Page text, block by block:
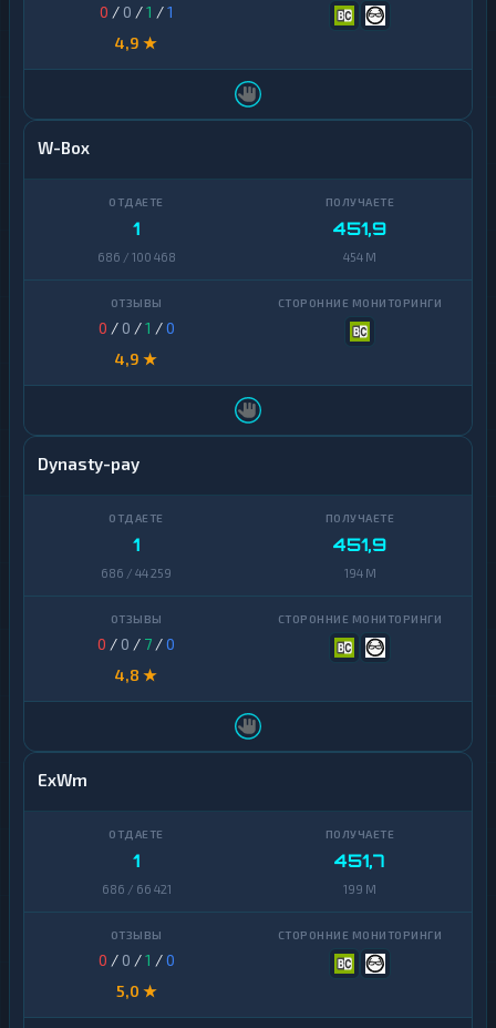
0 / 0 /1 /1
4,9 ★
W-Box
1
686 / 100 468
451,9
454 M
0 / 0 /1 /0
4,9 ★
Dynasty-pay
1
686 / 44 259
451,9
194 M
0 / 0 / 7 /0
4,8 ★
ExWm
1
686 / 66 421
451,7
199 M
0 / 0 /1 /0
5,0 ★